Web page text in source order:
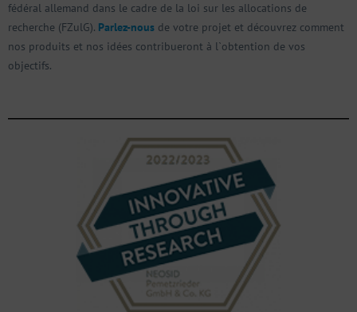
fédéral allemand dans le cadre de la loi sur les allocations de
recherche (FZulG). Parlez-nous de votre projet et découvrez comment
nos produits et nos idées contribueront à l`obtention de vos
objectifs.